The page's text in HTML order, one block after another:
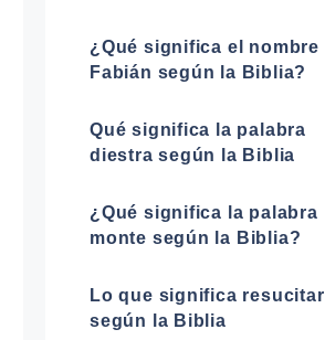
¿Qué significa el nombre
Fabián según la Biblia?
Qué significa la palabra
diestra según la Biblia
¿Qué significa la palabra
monte según la Biblia?
Lo que significa resucitar
según la Biblia